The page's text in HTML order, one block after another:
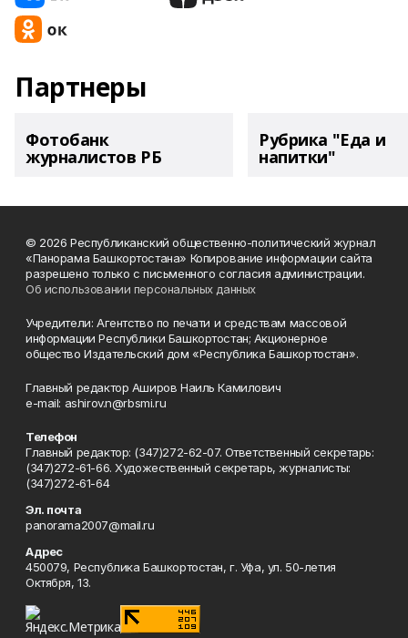
Партнеры
Фотобанк
журналистов РБ
Рубрика "Еда и
напитки"
© 2026 Республиканский общественно-политический журнал
«Панорама Башкортостана» Копирование информации сайта
разрешено только с письменного согласия администрации.
Об использовании персональных данных
Учредители: Агентство по печати и средствам массовой
информации Республики Башкортостан; Акционерное
общество Издательский дом «Республика Башкортостан».
Главный редактор Аширов Наиль Камилович
e-mail: ashirov.n@rbsmi.ru
Телефон
Главный редактор: (347)272-62-07. Ответственный секретарь:
(347)272-61-66. Художественный секретарь, журналисты:
(347)272-61-64
Эл. почта
panorama2007@mail.ru
Адрес
450079, Республика Башкортостан, г. Уфа, ул. 50-летия
Октября, 13.